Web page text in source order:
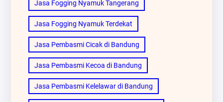
Jasa Fogging Nyamuk Tangerang
Jasa Fogging Nyamuk Terdekat
Jasa Pembasmi Cicak di Bandung
Jasa Pembasmi Kecoa di Bandung
Jasa Pembasmi Kelelawar di Bandung